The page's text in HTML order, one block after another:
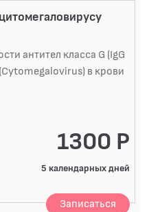
антител класса G (IgG
в крови
1300 Р
5 календарных дней
Записаться